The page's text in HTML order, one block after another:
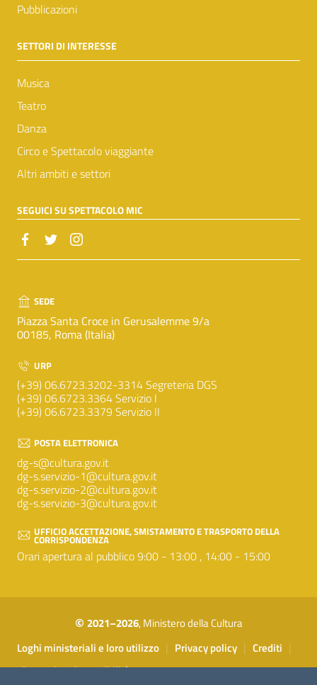
Pubblicazioni
SETTORI DI INTERESSE
Musica
Teatro
Danza
Circo e Spettacolo viaggiante
Altri ambiti e settori
SEGUICI SU SPETTACOLO MIC
SEDE
Piazza Santa Croce in Gerusalemme 9/a
00185, Roma (Italia)
URP
(+39) 06.6723.3202-3314 Segreteria DGS
(+39) 06.6723.3364 Servizio I
(+39) 06.6723.3379 Servizio II
POSTA ELETTRONICA
dg-s@cultura.gov.it
dg-s.servizio-1@cultura.gov.it
dg-s.servizio-2@cultura.gov.it
dg-s.servizio-3@cultura.gov.it
UFFICIO ACCETTAZIONE, SMISTAMENTO E TRASPORTO DELLA
CORRISPONDENZA
Orari apertura al pubblico 9:00 - 13:00 , 14:00 - 15:00
© 2021–2026, Ministero della Cultura
Sezione Link Utili
Loghi ministeriali e loro utilizzo | Privacy policy | Crediti |
Contatti | Accessibilità